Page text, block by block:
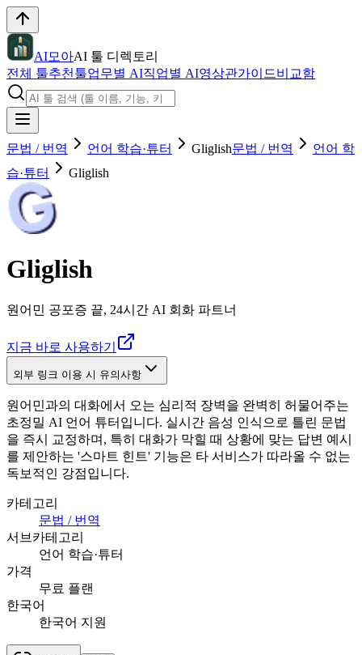
AI모아AI 툴 디렉토리
전체 툴추천툴업무별 AI직업별 AI영상관가이드비교함
문법 / 번역 언어 학습·튜터 Gliglish문법 / 번역
언어 학
습·튜터
Gliglish
Gliglish
원어민 공포증 끝, 24시간 AI 회화 파트너
지금 바로 사용하기
외부 링크 이용 시 유의사항
원어민과의 대화에서 오는 심리적 장벽을 완벽히 허물어주는
초정밀 AI 언어 튜터입니다. 실시간 음성 인식으로 틀린 문법
을 즉시 교정하며, 특히 대화가 막힐 때 상황에 맞는 답변 예시
를 제안하는 '스마트 힌트' 기능은 타 서비스가 따라올 수 없는
독보적인 강점입니다.
카테고리
문법 / 번역
서브카테고리
언어 학습·튜터
가격
무료 플랜
한국어
한국어 지원